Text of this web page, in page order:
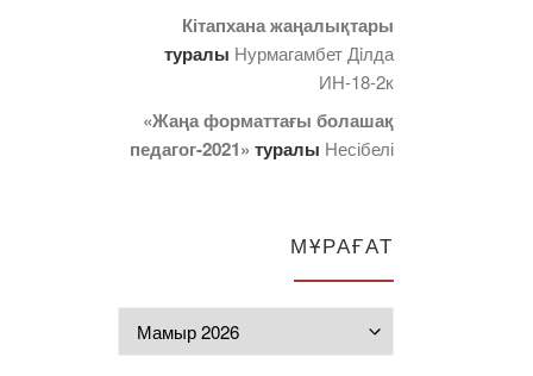
Кітапхана жаңалықтары
туралы Нурмагамбет Дiлда
ИН-18-2к
«Жаңа форматтағы болашақ
педагог-2021» туралы Несібелі
МҰРАҒАТ